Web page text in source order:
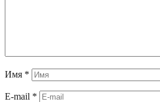
Имя *
E-mail *